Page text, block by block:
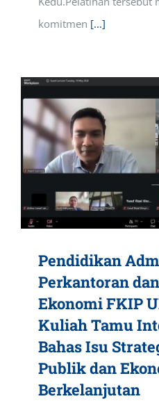
komitmen [...]
Pendidikan
Perkantoran
Ekonomi FKIP
Kuliah Tamu
Bahas Isu
Publik dan
Berkelanjutan